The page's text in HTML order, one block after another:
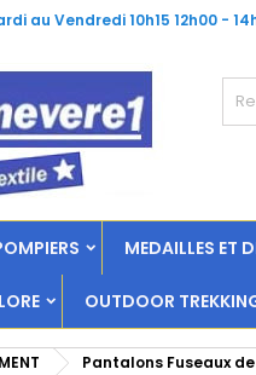
au Vendredi 10h15 12h00 -
MEDAILLES ET
OUTDOOR
Pantalons Fuseaux